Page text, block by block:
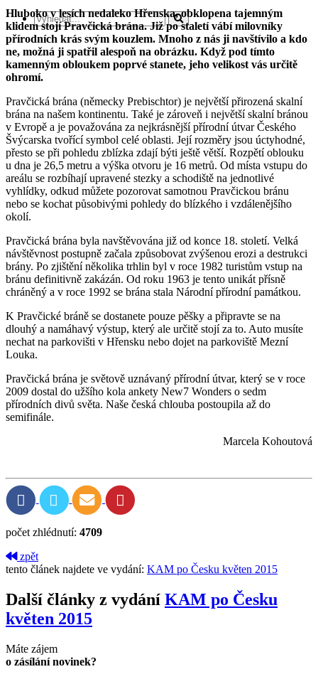
Hluboko v lesích nedaleko Hřenska, obklopena tajemným
klidem stojí Pravčická brána. Již po staletí vábí milovníky
přírodních krás svým kouzlem. Mnoho z nás ji navštívilo a kdo
ne, možná ji spatřil alespoň na obrázku. Když pod tímto
kamenným obloukem poprvé stanete, jeho velikost vás určitě
ohromí.
Pravčická brána (německy Prebischtor) je největší přirozená skalní
brána na našem kontinentu. Také je zároveň i největší skalní bránou
v Evropě a je považována za nejkrásnější přírodní útvar Českého
Švýcarska tvořící symbol celé oblasti. Její rozměry jsou úctyhodné,
přesto se při pohledu zblízka zdají býti ještě větší. Rozpětí oblouku
u dna je 26,5 metru a výška otvoru je 16 metrů. Od místa vstupu do
areálu se rozbíhají upravené stezky a schodiště na jednotlivé
vyhlídky, odkud můžete pozorovat samotnou Pravčickou bránu
nebo se kochat působivými pohledy do blízkého i vzdálenějšího
okolí.
Pravčická brána byla navštěvována již od konce 18. století. Velká
návštěvnost postupně začala způsobovat zvýšenou erozi a destrukci
brány. Po zjištění několika trhlin byl v roce 1982 turistům vstup na
bránu definitivně zakázán. Od roku 1963 je tento unikát přísně
chráněný a v roce 1992 se brána stala Národní přírodní památkou.
K Pravčické bráně se dostanete pouze pěšky a připravte se na
dlouhý a namáhavý výstup, který ale určitě stojí za to. Auto musíte
nechat na parkovišti v Hřensku nebo dojet na parkoviště Mezní
Louka.
Pravčická brána je světově uznávaný přírodní útvar, který se v roce
2009 dostal do užšího kola ankety New7 Wonders o sedm
přírodních divů světa. Naše česká chlouba postoupila až do
semifinále.
Marcela Kohoutová
počet zhlédnutí: 4709
zpět
tento článek najdete ve vydání: KAM po Česku květen 2015
Další články z vydání KAM po Česku
květen 2015
Máte zájem
o zásílání novinek?